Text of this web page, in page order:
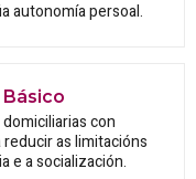
autonomía persoal.
con
as limitacións
e a socialización.